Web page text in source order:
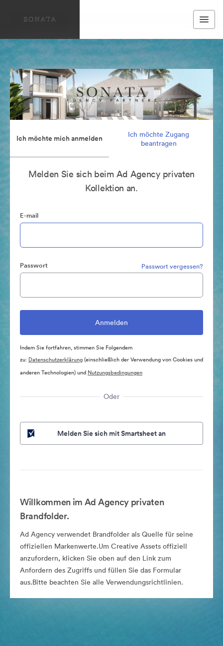
Ich möchte mich anmelden
Ich möchte Zugang
beantragen
Melden Sie sich beim Ad Agency privaten
Kollektion an.
E-mail
Passwort Passwort vergessen?
Indem Sie fortfahren, stimmen Sie Folgendem
zu: Datenschutzerklärung(einschließlich der Verwendung von Cookies und
anderen Technologien) und Nutzungsbedingungen
Oder
Melden Sie sich mit Smartsheet an
Willkommen im Ad Agency privaten
Brandfolder.
Ad Agency verwendet Brandfolder als Quelle für seine
offiziellen Markenwerte.Um Creative Assets offiziell
anzufordern, klicken Sie oben auf den Link zum
Anfordern des Zugriffs und füllen Sie das Formular
aus.Bitte beachten Sie alle Verwendungsrichtlinien.